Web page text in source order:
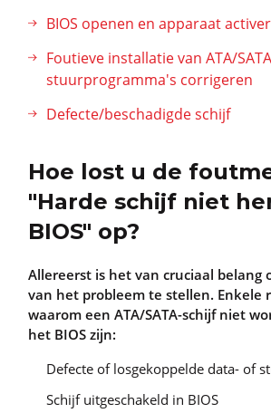
BIOS openen en apparaat
Foutieve installatie van ATA/
stuurprogramma's corrigeren
Defecte/beschadigde schijf
Hoe lost u de
"Harde schijf niet
BIOS" op?
Allereerst is het van cruciaal belang
van het probleem te stellen. Enkele
waarom een ATA/SATA-schijf niet
het BIOS zijn:
Defecte of losgekoppelde data- of
Schijf uitgeschakeld in BIOS